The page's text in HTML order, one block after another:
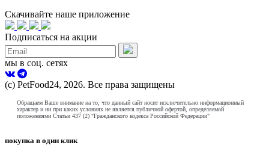
Скачивайте наше приложение
Подписаться на акции
мы в соц. сетях
(с) PetFood24, 2026. Все права защищены
Обращаем Ваше внимание на то, что данный сайт носит исключительно информационный
характер и ни при каких условиях не является публичной офертой, определяемой
положениями Статьи 437 (2) "Гражданского кодекса Российской Федерации"
покупка в один клик